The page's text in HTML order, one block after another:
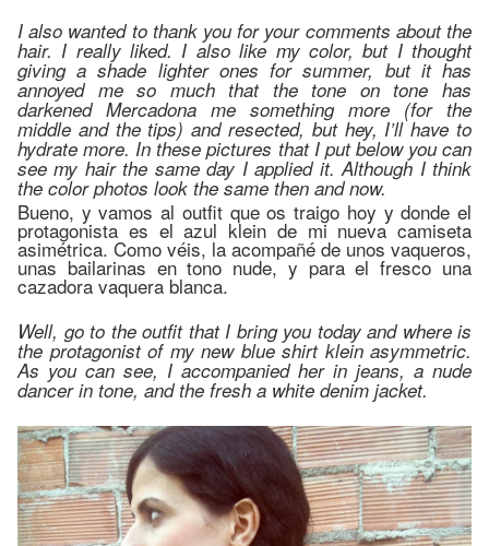
I also wanted to thank you for your comments about the
hair. I really liked. I also like my color, but I thought
giving a shade lighter ones for summer, but it has
annoyed me so much that the tone on tone has
darkened Mercadona me something more (for the
middle and the tips) and resected, but hey, I’ll have to
hydrate more. In these pictures that I put below you can
see my hair the same day I applied it. Although I think
the color photos look the same then and now.
Bueno, y vamos al outfit que os traigo hoy y donde el
protagonista es el azul klein de mi nueva camiseta
asimétrica. Como véis, la acompañé de unos vaqueros,
unas bailarinas en tono nude, y para el fresco una
cazadora vaquera blanca.
Well, go to the outfit that I bring you today and where is
the protagonist of my new blue shirt klein asymmetric.
As you can see, I accompanied her in jeans, a nude
dancer in tone, and the fresh a white denim jacket.